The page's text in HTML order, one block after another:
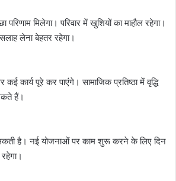
परिणाम मिलेगा। परिवार में खुशियों का माहौल रहेगा।
लेना बेहतर रहेगा।
कार्य पूरे कर पाएंगे। सामाजिक प्रतिष्ठा में वृद्धि
हैं।
है। नई योजनाओं पर काम शुरू करने के लिए दिन